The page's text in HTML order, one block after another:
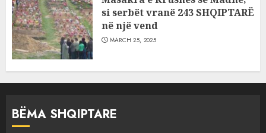
si serbët vranë 243 SHQIPTARË
në një vend
MARCH 25, 2025
BËMA SHQIPTARE